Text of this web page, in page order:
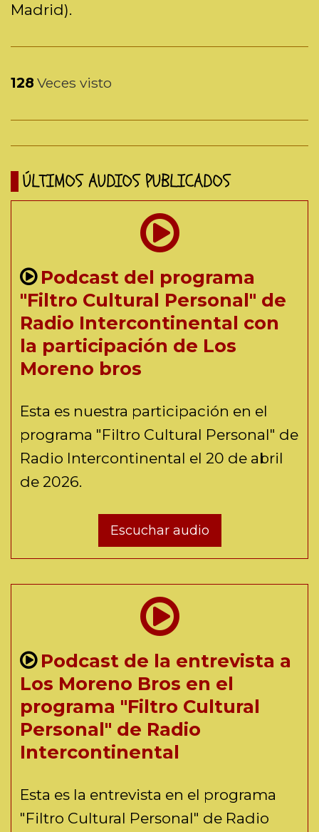
Madrid).
128 Veces visto
ÚLTIMOS AUDIOS PUBLICADOS
Podcast del programa
"Filtro Cultural Personal" de
Radio Intercontinental con
la participación de Los
Moreno bros
Esta es nuestra participación en el
programa "Filtro Cultural Personal" de
Radio Intercontinental el 20 de abril
de 2026.
Escuchar audio
Podcast de la entrevista a
Los Moreno Bros en el
programa "Filtro Cultural
Personal" de Radio
Intercontinental
Esta es la entrevista en el programa
"Filtro Cultural Personal" de Radio